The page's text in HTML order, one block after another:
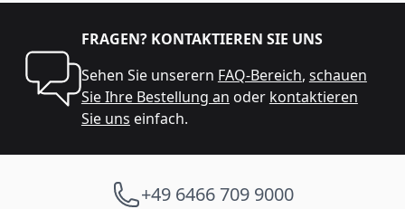
FRAGEN? KONTAKTIEREN SIE UNS
Sehen Sie unserern FAQ-Bereich, schauen
Sie Ihre Bestellung an oder kontaktieren
Sie uns einfach.
+49 6466 709 9000